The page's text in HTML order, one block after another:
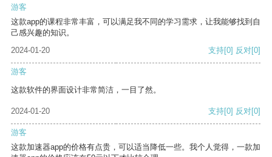
游客
这款app的课程非常丰富，可以满足我不同的学习需求，让我能够找到自
己感兴趣的知识。
2024-01-20
支持[0] 反对[0]
游客
这款软件的界面设计非常简洁，一目了然。
2024-01-20 支持[0] 反对[0]
游客
这款加速器app的价格有点贵，可以适当降低一些。我个人觉得，一款加